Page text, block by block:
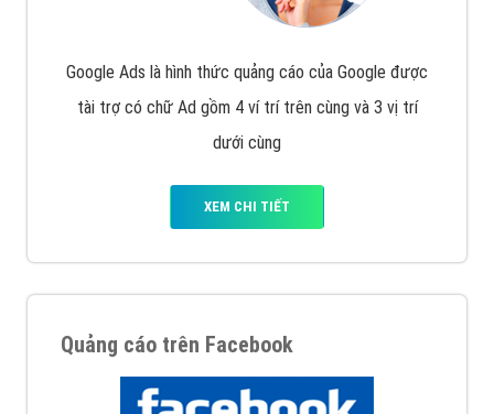
Google Ads là hình thức quảng cáo của Google được
tài trợ có chữ Ad gồm 4 ví trí trên cùng và 3 vị trí
dưới cùng
XEM CHI TIẾT
Quảng cáo trên Facebook